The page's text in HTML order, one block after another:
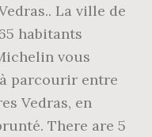
La ville de
habitants
vous
parcourir entre
Vedras, en
There are 5